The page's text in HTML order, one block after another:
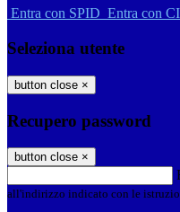
Entra con SPID Entra con
Seleziona utente
button close ×
Recupero password
button close ×
all'indirizzo indicato con le